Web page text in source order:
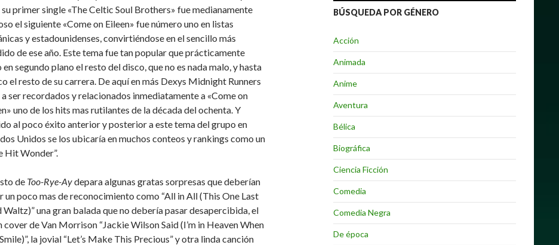
su primer single «The Celtic Soul Brothers» fue medianamente
el siguiente «Come on Eileen» fue número uno en listas
y estadounidenses, convirtiéndose en el sencillo más
de ese año. Este tema fue tan popular que prácticamente
en segundo plano el resto del disco, que no es nada malo, y hasta
el resto de su carrera. De aquí en más Dexys Midnight Runners
a ser recordados y relacionados inmediatamente a «Come on
uno de los hits mas rutilantes de la década del ochenta. Y
al poco éxito anterior y posterior a este tema del grupo en
Unidos se los ubicaría en muchos conteos y rankings como un
Hit Wonder”.
de Too-Rye-Aydepara algunas gratas sorpresas que deberían
un poco mas de reconocimiento como “All in All (This One Last
una gran balada que no debería pasar desapercibida, el
cover de Van Morrison “Jackie Wilson Said (I’m in Heaven When
la jovial “Let’s Make This Precious” y otra linda canción
BÚSQUEDA POR GÉNERO
Acción
Animada
Anime
Aventura
Bélica
Biográfica
Ciencia Ficción
Comedia
Comedia Negra
De época